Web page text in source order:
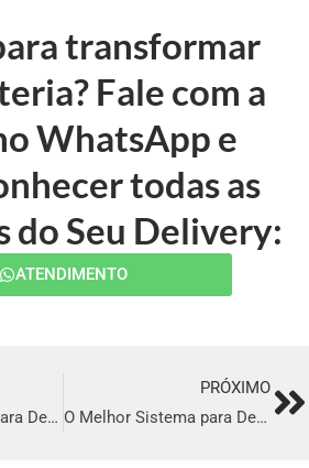
transformar
Fale com a
WhatsApp e
todas as
do Seu Delivery:
ATENDIMENTO
O Melhor Sistema para Delivery em Taquaritinga
PRÓXIMO
O Melhor Sistema para Delivery em São Francisco